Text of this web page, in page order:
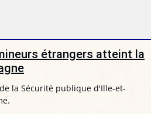
étrangers atteint la
la Sécurité publique d'Ille-et-